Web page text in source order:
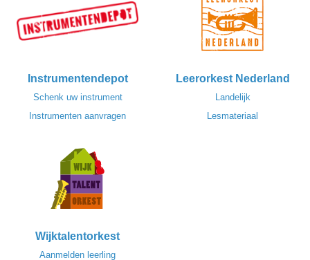
Instrumentendepot
Schenk uw instrument
Instrumenten aanvragen
Leerorkest Nederland
Landelijk
Lesmateriaal
Wijktalentorkest
Aanmelden leerling